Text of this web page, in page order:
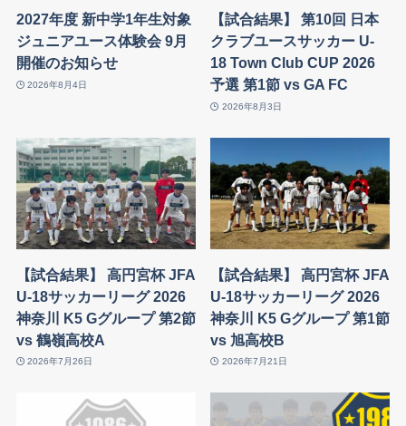
2027年度 新中学1年生対象
ジュニアユース体験会 9月
開催のお知らせ
2026年8月4日
【試合結果】 第10回 日本
クラブユースサッカー U-
18 Town Club CUP 2026
予選 第1節 vs GA FC
2026年8月3日
【試合結果】 高円宮杯 JFA
U-18サッカーリーグ 2026
神奈川 K5 Gグループ 第2節
vs 鶴嶺高校A
2026年7月26日
【試合結果】 高円宮杯 JFA
U-18サッカーリーグ 2026
神奈川 K5 Gグループ 第1節
vs 旭高校B
2026年7月21日